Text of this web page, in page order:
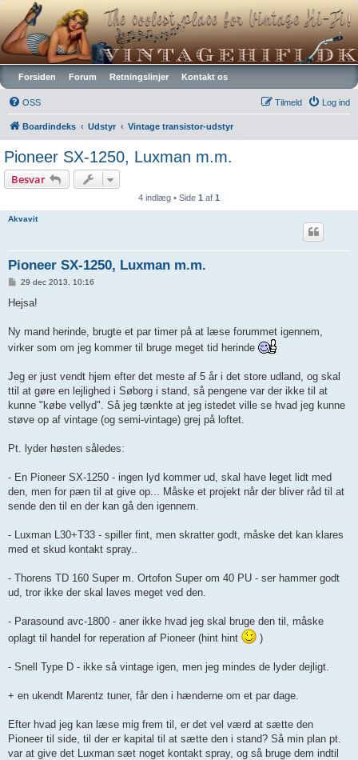
Vintagehifi.dk
Forsiden Forum Retningslinjer Kontakt os
OSS Log ind
Tilmeld
Boardindeks Udstyr Vintage transistor-udstyr
Pioneer SX-1250, Luxman m.m.
Besvar
4 indlæg • Side 1 af 1
Akvavit
Pioneer SX-1250, Luxman m.m.
d
g
29 dec 2013, 10:16
Hejsa!
Ny mand herinde, brugte et par timer på at læse forummet igennem,
virker som om jeg kommer til bruge meget tid herinde
Jeg er just vendt hjem efter det meste af 5 år i det store udland, og skal
ttil at gøre en lejlighed i Søborg i stand, så pengene var der ikke til at
kunne "købe vellyd". Så jeg tænkte at jeg istedet ville se hvad jeg kunne
støve op af vintage (og semi-vintage) grej på loftet.
Pt. lyder høsten således:
- En Pioneer SX-1250 - ingen lyd kommer ud, skal have leget lidt med
den, men for pæn til at give op... Måske et projekt når der bliver råd til at
sende den til en der kan gå den igennem.
- Luxman L30+T33 - spiller fint, men skratter godt, måske det kan klares
med et skud kontakt spray..
- Thorens TD 160 Super m. Ortofon Super om 40 PU - ser hammer godt
ud, tror ikke der skal laves meget ved den.
- Parasound avc-1800 - aner ikke hvad jeg skal bruge den til, måske
oplagt til handel for reperation af Pioneer (hint hint
)
- Snell Type D - ikke så vintage igen, men jeg mindes de lyder dejligt.
+ en ukendt Marentz tuner, får den i hænderne om et par dage.
Efter hvad jeg kan læse mig frem til, er det vel værd at sætte den
Pioneer til side, til der er kapital til at sætte den i stand? Så min plan pt.
var at give det Luxman sæt noget kontakt spray, og så bruge dem indtil